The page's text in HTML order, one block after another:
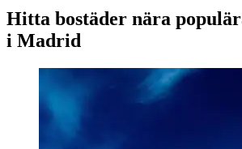
Hitta bostäder nära
i Madrid